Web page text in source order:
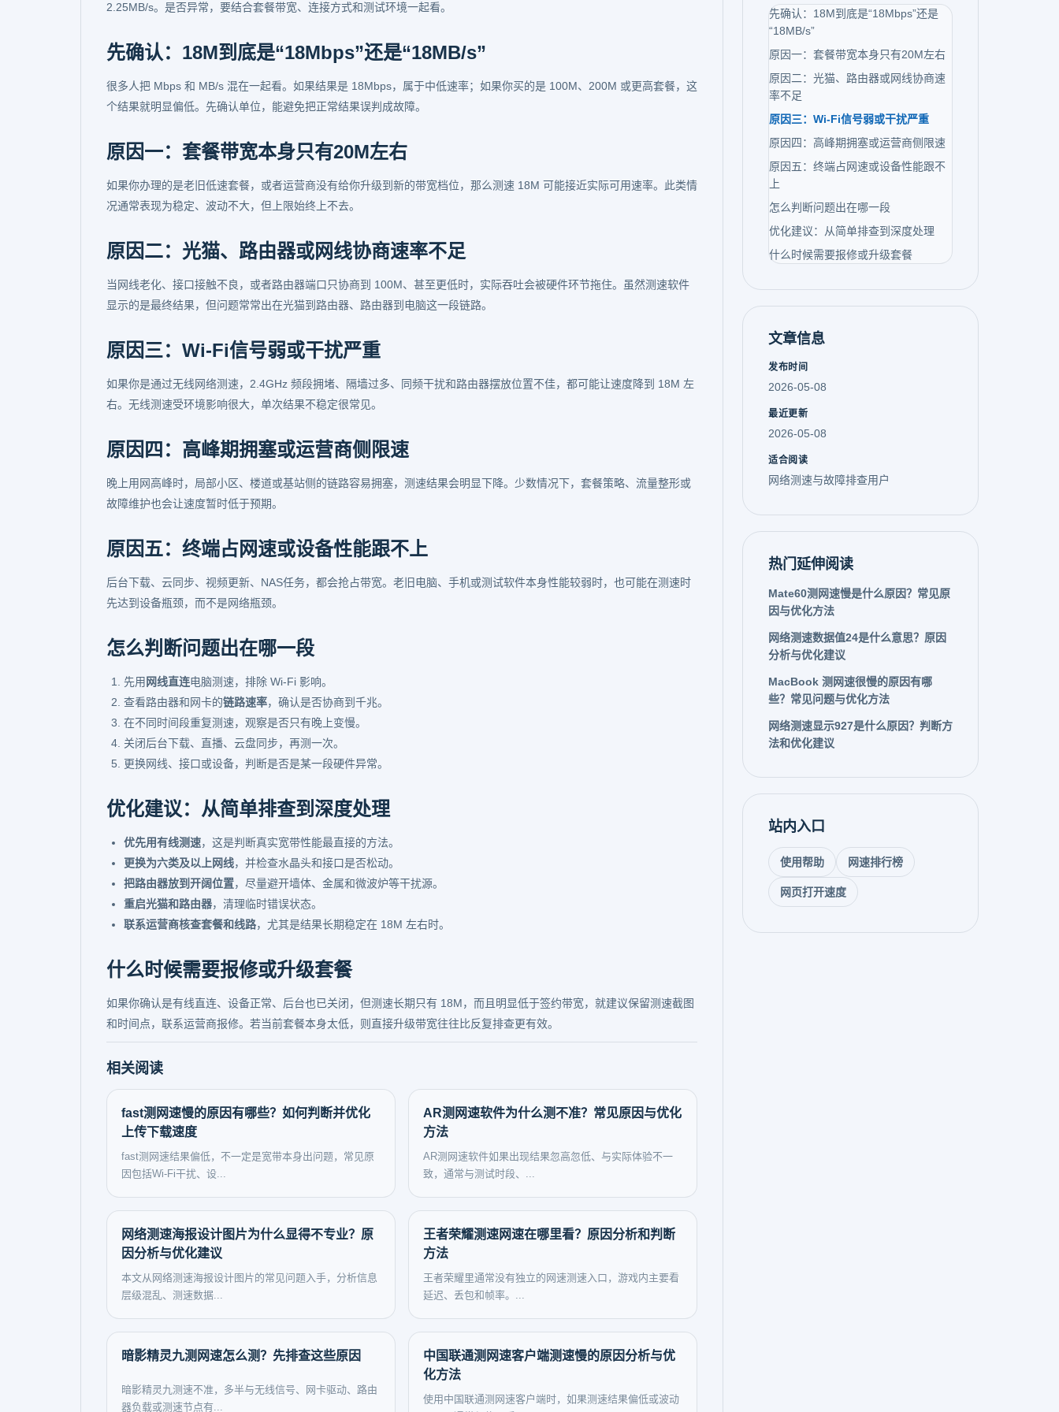
2.25MB/s。是否异常，要结合套餐带宽、连接方式和测试环境一起看。
先确认：18M到底是“18Mbps”还是“18MB/s”
很多人把 Mbps 和 MB/s 混在一起看。如果结果是 18Mbps，属于中低速率；如果你买的是 100M、200M 或更高套餐，这
个结果就明显偏低。先确认单位，能避免把正常结果误判成故障。
原因一：套餐带宽本身只有20M左右
如果你办理的是老旧低速套餐，或者运营商没有给你升级到新的带宽档位，那么测速 18M 可能接近实际可用速率。此类情
况通常表现为稳定、波动不大，但上限始终上不去。
原因二：光猫、路由器或网线协商速率不足
当网线老化、接口接触不良，或者路由器端口只协商到 100M、甚至更低时，实际吞吐会被硬件环节拖住。虽然测速软件
显示的是最终结果，但问题常常出在光猫到路由器、路由器到电脑这一段链路。
原因三：Wi-Fi信号弱或干扰严重
如果你是通过无线网络测速，2.4GHz 频段拥堵、隔墙过多、同频干扰和路由器摆放位置不佳，都可能让速度降到 18M 左
右。无线测速受环境影响很大，单次结果不稳定很常见。
原因四：高峰期拥塞或运营商侧限速
晚上用网高峰时，局部小区、楼道或基站侧的链路容易拥塞，测速结果会明显下降。少数情况下，套餐策略、流量整形或
故障维护也会让速度暂时低于预期。
原因五：终端占网速或设备性能跟不上
后台下载、云同步、视频更新、NAS任务，都会抢占带宽。老旧电脑、手机或测试软件本身性能较弱时，也可能在测速时
先达到设备瓶颈，而不是网络瓶颈。
怎么判断问题出在哪一段
先用 网线直连电脑测速，排除 Wi-Fi 影响。
查看路由器和网卡的链路速率，确认是否协商到千兆。
在不同时间段重复测速，观察是否只有晚上变慢。
关闭后台下载、直播、云盘同步，再测一次。
更换网线、接口或设备，判断是否是某一段硬件异常。
优化建议：从简单排查到深度处理
优先用有线测速，这是判断真实宽带性能最直接的方法。
更换为六类及以上网线，并检查水晶头和接口是否松动。
把路由器放到开阔位置，尽量避开墙体、金属和微波炉等干扰源。
重启光猫和路由器，清理临时错误状态。
联系运营商核查套餐和线路，尤其是结果长期稳定在 18M 左右时。
什么时候需要报修或升级套餐
如果你确认是有线直连、设备正常、后台也已关闭，但测速长期只有 18M，而且明显低于签约带宽，就建议保留测速截图
和时间点，联系运营商报修。若当前套餐本身太低，则直接升级带宽往往比反复排查更有效。
相关阅读
fast测网速慢的原因有哪些？如何判断并优化
上传下载速度
fast测网速结果偏低，不一定是宽带本身出问题，常见原
因包括Wi-Fi干扰、设...
AR测网速软件为什么测不准？常见原因与优化
方法
AR测网速软件如果出现结果忽高忽低、与实际体验不一
致，通常与测试时段、...
网络测速海报设计图片为什么显得不专业？原
因分析与优化建议
本文从网络测速海报设计图片的常见问题入手，分析信息
层级混乱、测速数据...
王者荣耀测速网速在哪里看？原因分析和判断
方法
王者荣耀里通常没有独立的网速测速入口，游戏内主要看
延迟、丢包和帧率。...
暗影精灵九测网速怎么测？先排查这些原因
暗影精灵九测速不准，多半与无线信号、网卡驱动、路由
器负载或测速节点有...
中国联通测网速客户端测速慢的原因分析与优
化方法
使用中国联通测网速客户端时，如果测速结果偏低或波动
先确认：18M到底是“18Mbps”还是
“18MB/s”
原因一：套餐带宽本身只有20M左右
原因二：光猫、路由器或网线协商速
率不足
原因三：Wi-Fi信号弱或干扰严重
原因四：高峰期拥塞或运营商侧限速
原因五：终端占网速或设备性能跟不
上
怎么判断问题出在哪一段
优化建议：从简单排查到深度处理
什么时候需要报修或升级套餐
文章信息
发布时间
2026-05-08
最近更新
2026-05-08
适合阅读
网络测速与故障排查用户
热门延伸阅读
Mate60测网速慢是什么原因？常见原
因与优化方法
网络测速数据值24是什么意思？原因
分析与优化建议
MacBook 测网速很慢的原因有哪
些？常见问题与优化方法
网络测速显示927是什么原因？判断方
法和优化建议
站内入口
使用帮助 网速排行榜
网页打开速度